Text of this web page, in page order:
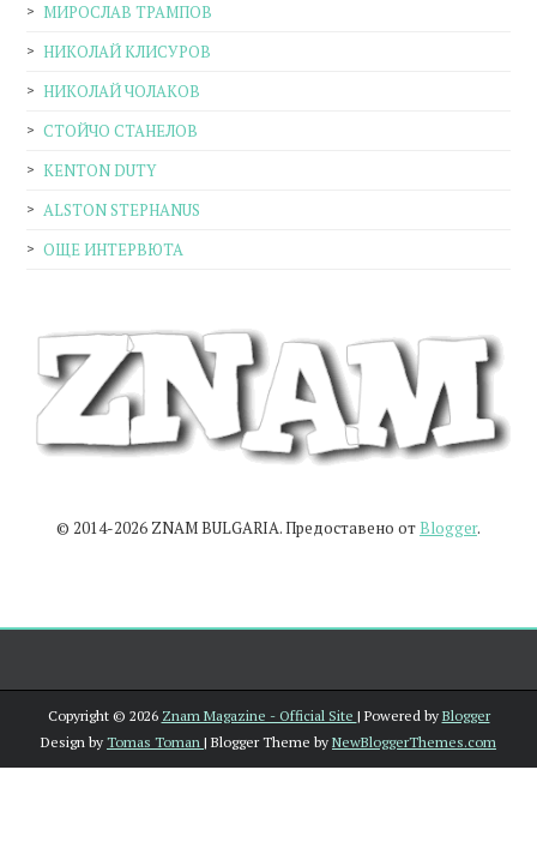
МИРОСЛАВ ТРАМПОВ
НИКОЛАЙ КЛИСУРОВ
НИКОЛАЙ ЧОЛАКОВ
СТОЙЧО СТАНЕЛОВ
KENTON DUTY
ALSTON STEPHANUS
ОЩЕ ИНТЕРВЮТА
© 2014-2026 ZNAM BULGARIA. Предоставено от Blogger.
Copyright © 2026 Znam Magazine - Official Site | Powered by Blogger
Design by Tomas Toman | Blogger Theme by NewBloggerThemes.com